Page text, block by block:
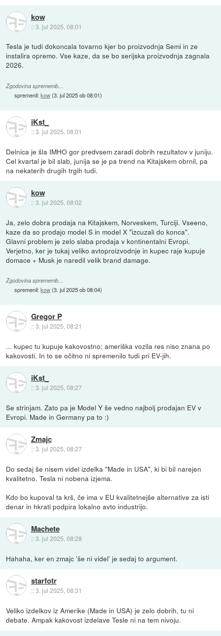
kow
::3. jul 2025, 08:01
Tesla je tudi dokoncala tovarno kjer bo proizvodnja Semi in ze
instalira opremo. Vse kaze, da se bo serijska proizvodnja zagnala
2026.
Zgodovina sprememb…
spremenil:kow(3. jul 2025 ob 08:01)
iKst_
::3. jul 2025, 08:01
Delnica je šla IMHO gor predvsem zaradi dobrih rezultatov v juniju.
Cel kvartal je bil slab, junija se je pa trend na Kitajskem obrnil, pa
na nekaterih drugih trgih tudi.
kow
::3. jul 2025, 08:02
Ja, zelo dobra prodaja na Kitajskem, Norveskem, Turciji. Vseeno,
kaze da so prodajo model S in model X "izcuzali do konca".
Glavni problem je zelo slaba prodaja v kontinentalni Evropi.
Verjetno, ker je tukaj veliko avtoproizvodnje in kupec raje kupuje
domace + Musk je naredil velik brand damage.
Zgodovina sprememb…
spremenil:kow(3. jul 2025 ob 08:04)
Gregor P
::3. jul 2025, 08:21
... kupec tu kupuje kakovostno; ameriška vozila res niso znana po
kakovosti. In to se očitno ni spremenilo tudi pri EV-jih.
iKst_
::3. jul 2025, 08:27
Se strinjam. Zato pa je Model Y še vedno najbolj prodajan EV v
Evropi. Made in Germany pa to :)
Zmajc
::3. jul 2025, 08:27
Do sedaj še nisem videl izdelka "Made in USA", ki bi bil narejen
kvalitetno. Tesla ni nobena izjema.
Kdo bo kupoval ta krš, če ima v EU kvalitetnejše alternative za isti
denar in hkrati podpira lokalno avto industrijo.
Machete
::3. jul 2025, 08:28
Hahaha, ker en zmajc 'še ni videl' je sedaj to argument.
starfotr
::3. jul 2025, 08:31
Veliko izdelkov iz Amerike (Made in USA) je zelo dobrih, tu ni
debate. Ampak kakovost izdelave Tesle ni na tem nivoju.